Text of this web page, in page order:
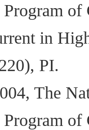
in
PI.
The